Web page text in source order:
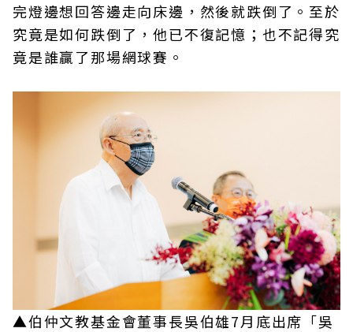
完燈邊想回答邊走向床邊，然後就跌倒了。至於
究竟是如何跌倒了，他已不復記憶；也不記得究
竟是誰贏了那場網球賽。
▲伯仲文教基金會董事長吳伯雄7月底出席「吳